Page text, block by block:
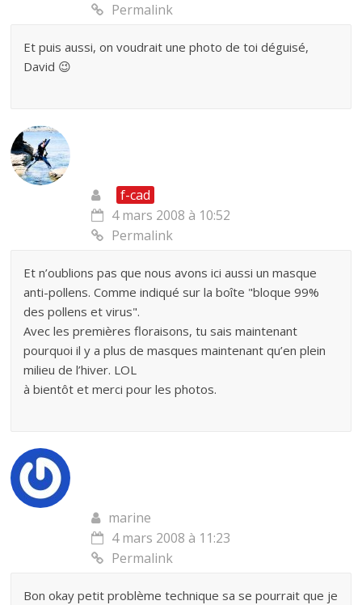
Permalink
Et puis aussi, on voudrait une photo de toi déguisé,
David 😉
f-cad
4 mars 2008 à 10:52
Permalink
Et n’oublions pas que nous avons ici aussi un masque
anti-pollens. Comme indiqué sur la boîte "bloque 99%
des pollens et virus".
Avec les premières floraisons, tu sais maintenant
pourquoi il y a plus de masques maintenant qu’en plein
milieu de l’hiver. LOL
à bientôt et merci pour les photos.
marine
4 mars 2008 à 11:23
Permalink
Bon okay petit problème technique sa se pourrait que je